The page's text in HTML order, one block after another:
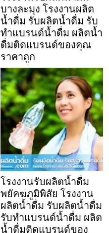
บางละมุง โรงงานผลิต
น้ำดื่ม รับผลิตน้ำดื่ม รับ
ทำแบรนด์น้ำดื่ม ผลิตน้ำ
ดื่มติดแบรนด์ของคุณ
ราคาถูก
โรงงานรับผลิตน้ำดื่ม
พยัคฆภูมิพิสัย โรงงาน
ผลิตน้ำดื่ม รับผลิตน้ำดื่ม
รับทำแบรนด์น้ำดื่ม ผลิต
น้ำดื่มติดแบรนด์ของ